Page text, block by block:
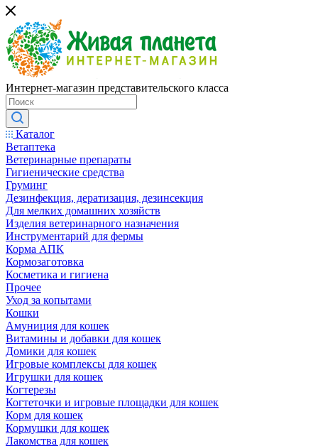
Интернет-магазин представительского класса
Каталог
Ветаптека
Ветеринарные препараты
Гигиенические средства
Груминг
Дезинфекция, дератизация, дезинсекция
Для мелких домашних хозяйств
Изделия ветеринарного назначения
Инструментарий для фермы
Корма АПК
Кормозаготовка
Косметика и гигиена
Прочее
Уход за копытами
Кошки
Амуниция для кошек
Витамины и добавки для кошек
Домики для кошек
Игровые комплексы для кошек
Игрушки для кошек
Когтерезы
Когтеточки и игровые площадки для кошек
Корм для кошек
Кормушки для кошек
Лакомства для кошек